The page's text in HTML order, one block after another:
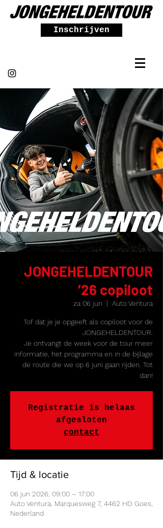
Inschrijven
JONGEHELDENTOUR
’26 copiloot
za 06 jun
  |
Auto Ventura
Tof dat je je opgeeft als copiloot voor de
JONGEHELDENTOUR.
Je ontvangt de week voor de tour meer
informatie, het programma en in de bijlage
de route die we op 6 juni gaan rijden. Tot
dan!
Registratie is helaas
afgesloten
contact
Tijd & locatie
06 jun 2026, 09:00 – 17:00
Auto Ventura, Marquesweg 7, 4462 HD Goes,
Nederland